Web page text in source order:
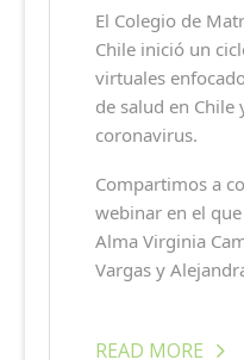
El Colegio de
Chile inició un
virtuales
de salud en
coronavirus.
Compartimos a
webinar en el
Alma Virginia
Vargas y
READ MORE